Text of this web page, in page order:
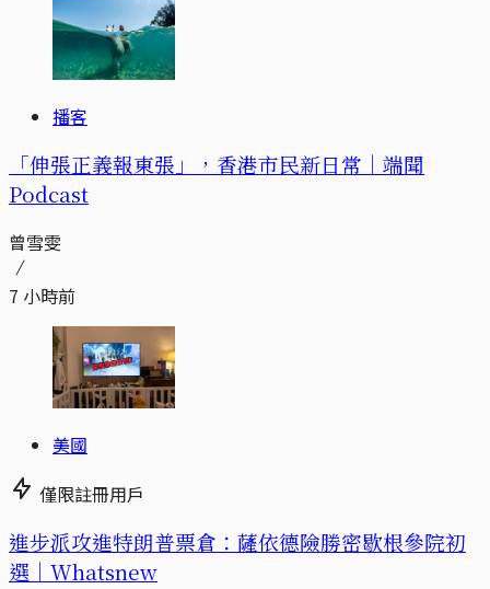
播客
「伸張正義報東張」，香港市民新日常｜端聞
Podcast
曾雪雯
7 小時前
美國
僅限註冊用戶
進步派攻進特朗普票倉：薩依德險勝密歇根參院初
選｜Whatsnew